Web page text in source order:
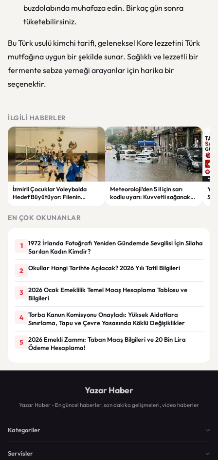
buzdolabında muhafaza edin. Birkaç gün sonra
tüketebilirsiniz.
Bu Türk usulü kimchi tarifi, geleneksel Kore lezzetini Türk
mutfağına uygun bir şekilde sunar. Sağlıklı ve lezzetli bir
fermente sebze yemeği arayanlar için harika bir
seçenektir.
İLGILI HABERLER
İzmirli Çocuklar Voleybolda
Hedef Büyütüyor: Filenin
Meteoroloji'den 5 il için sarı
kodlu uyarı: Kuvvetli sağanak
EN ÇOK OKUNANLAR
1
1972 İrlanda Fotoğrafı Yeniden Gündemde Sevgilisi İçin Silaha
Sarılan Kadın Kimdir?
2 Okullar Hangi Tarihte Açılacak? 2026 Yılı Tatil Bilgileri
3
2026 Ocak Emeklilik Temel Maaş Hesaplama Tablosu ve
Bilgileri
4
Torba Kanun Komisyonu Onayladı: Yüksek Aidatlara
Sınırlama, Tapu ve Çevre Yasasında Köklü Değişiklikler
5
2026 Emekli Zammı: Taban Maaş Bilgileri ve 20 Bin Lira
Ödeme Hesaplama!
Yazar Haber
Yazar Haber - En güncel haberler, son dakika gelişmeleri, video haberler
Kategoriler
Servisler